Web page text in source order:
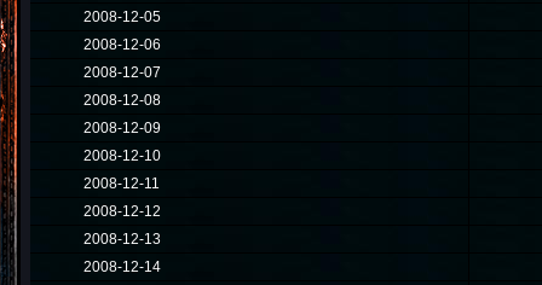
2008-12-05
2008-12-06
2008-12-07
2008-12-08
2008-12-09
2008-12-10
2008-12-11
2008-12-12
2008-12-13
2008-12-14